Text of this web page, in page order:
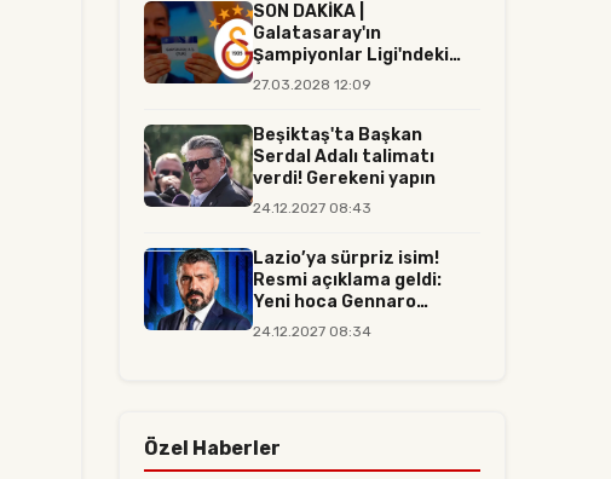
SON DAKİKA |
Galatasaray'ın
Şampiyonlar Ligi'ndeki
rakibi resmen belli...
27.03.2028 12:09
Beşiktaş'ta Başkan
Serdal Adalı talimatı
verdi! Gerekeni yapın
24.12.2027 08:43
Lazio’ya sürpriz isim!
Resmi açıklama geldi:
Yeni hoca Gennaro
Gattuso...
24.12.2027 08:34
Özel Haberler